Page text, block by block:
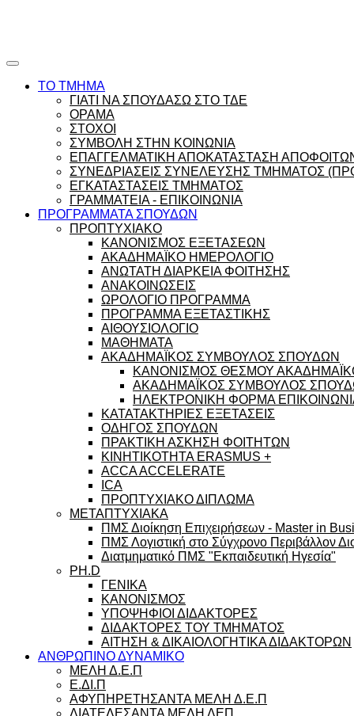
ΤΟ ΤΜΗΜΑ
ΓΙΑΤΙ ΝΑ ΣΠΟΥΔΑΣΩ ΣΤΟ ΤΔΕ
ΟΡΑΜΑ
ΣΤΟΧΟΙ
ΣΥΜΒΟΛΗ ΣΤΗΝ ΚΟΙΝΩΝΙΑ
ΕΠΑΓΓΕΛΜΑΤΙΚΗ ΑΠΟΚΑΤΑΣΤΑΣΗ
ΣΥΝΕΔΡΙΑΣΕΙΣ ΣΥΝΕΛΕΥΣΗΣ ΤΜΗΜΑΤΟΣ
ΕΓΚΑΤΑΣΤΑΣΕΙΣ ΤΜΗΜΑΤΟΣ
ΓΡΑΜΜΑΤΕΙΑ - ΕΠΙΚΟΙΝΩΝΙΑ
ΠΡΟΓΡΑΜΜΑΤΑ ΣΠΟΥΔΩΝ
ΠΡΟΠΤΥΧΙΑΚΟ
ΚΑΝΟΝΙΣΜΟΣ ΕΞΕΤΑΣΕΩΝ
ΑΚΑΔΗΜΑΪΚΟ ΗΜΕΡΟΛΟΓΙΟ
ΑΝΩΤΑΤΗ ΔΙΑΡΚΕΙΑ ΦΟΙΤΗΣΗΣ
ΑΝΑΚΟΙΝΩΣΕΙΣ
ΩΡΟΛΟΓΙΟ ΠΡΟΓΡΑΜΜΑ
ΠΡΟΓΡΑΜΜΑ ΕΞΕΤΑΣΤΙΚΗΣ
ΑΙΘΟΥΣΙΟΛΟΓΙΟ
ΜΑΘΗΜΑΤΑ
ΑΚΑΔΗΜΑΪΚΟΣ ΣΥΜΒΟΥΛΟΣ ΣΠΟΥΔΩΝ
ΚΑΝΟΝΙΣΜΟΣ ΘΕΣΜΟΥ
ΑΚΑΔΗΜΑΪΚΟΣ ΣΥΜΒΟΥΛΟΣ
ΗΛΕΚΤΡΟΝΙΚΗ ΦΟΡΜΑ
ΚΑΤΑΤΑΚΤΗΡΙΕΣ ΕΞΕΤΑΣΕΙΣ
ΟΔΗΓΟΣ ΣΠΟΥΔΩΝ
ΠΡΑΚΤΙΚΗ ΑΣΚΗΣΗ ΦΟΙΤΗΤΩΝ
ΚΙΝΗΤΙΚΟΤΗΤΑ ERASMUS +
ACCA ACCELERATE
ICA
ΠΡΟΠΤΥΧΙΑΚΟ ΔΙΠΛΩΜΑ
ΜΕΤΑΠΤΥΧΙΑΚΑ
ΠΜΣ Διοίκηση Επιχειρήσεων - Master in
ΠΜΣ Λογιστική στο Σύγχρονο Περιβάλλον
Διατμηματικό ΠΜΣ "Εκπαιδευτική Ηγεσία"
PH.D
ΓΕΝΙΚΑ
ΚΑΝΟΝΙΣΜΟΣ
ΥΠΟΨΗΦΙΟΙ ΔΙΔΑΚΤΟΡΕΣ
ΔΙΔΑΚΤΟΡΕΣ ΤΟΥ ΤΜΗΜΑΤΟΣ
ΑΙΤΗΣΗ & ΔΙΚΑΙΟΛΟΓΗΤΙΚΑ ΔΙΔΑΚΤΟΡΩΝ
ΑΝΘΡΩΠΙΝΟ ΔΥΝΑΜΙΚΟ
ΜΕΛΗ Δ.Ε.Π
Ε.ΔΙ.Π
ΑΦΥΠΗΡΕΤΗΣΑΝΤΑ ΜΕΛΗ Δ.Ε.Π
ΔΙΑΤΕΛΕΣΑΝΤΑ ΜΕΛΗ ΔΕΠ